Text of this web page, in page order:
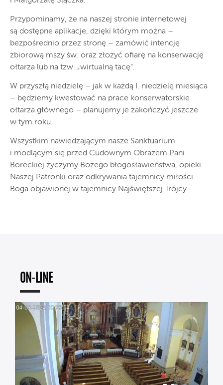
Przypominamy, że na naszej stronie internetowej
są dostępne aplikacje, dzięki którym można –
bezpośrednio przez stronę – zamówić intencję
zbiorową mszy św. oraz złożyć ofiarę na konserwację
ołtarza lub na tzw. „wirtualną tacę”.
W przyszłą niedzielę – jak w każdą I. niedzielę miesiąca
– będziemy kwestować na prace konserwatorskie
ołtarza głównego – planujemy je zakończyć jeszcze
w tym roku.
Wszystkim nawiedzającym nasze Sanktuarium
i modlącym się przed Cudownym Obrazem Pani
Boreckiej życzymy Bożego błogosławieństwa, opieki
Naszej Patronki oraz odkrywania tajemnicy miłości
Boga objawionej w tajemnicy Najświętszej Trójcy.
ON-LINE